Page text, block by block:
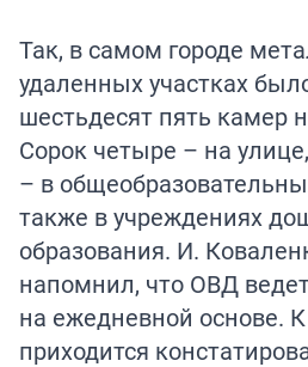
Так, в самом городе
удаленных участках
шестьдесят пять камер
Сорок четыре – на
– в
также в учреждениях
образования. И.
напомнил, что ОВД
на ежедневной основе.
приходится